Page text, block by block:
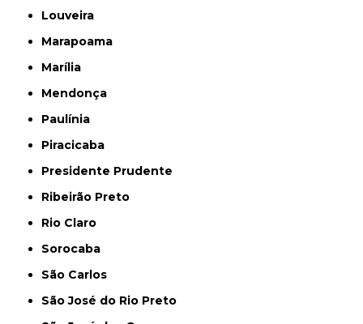
Louveira
Marapoama
Marília
Mendonça
Paulínia
Piracicaba
Presidente Prudente
Ribeirão Preto
Rio Claro
Sorocaba
São Carlos
São José do Rio Preto